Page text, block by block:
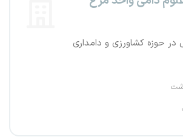
در حوزه کشاورزی و دامداری